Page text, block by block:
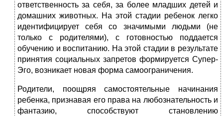
ответственность за себя, за более младших детей и
домашних животных. На этой стадии ребенок легко
идентифицирует себя со значимыми людьми (не
только с родителями), с готовностью поддается
обучению и воспитанию. На этой стадии в результате
принятия социальных запретов формируется Супер-
Эго, возникает новая форма самоограничения.
Родители, поощряя самостоятельные начинания
ребенка, признавая его права на любознательность и
фантазию, способствуют становлению